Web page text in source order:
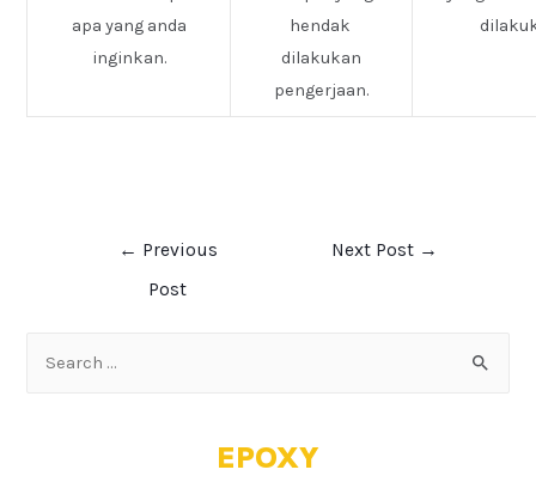
apa yang anda
inginkan.
hendak
dilakukan
pengerjaan.
← Previous
Post
Next Post →
EPOXY